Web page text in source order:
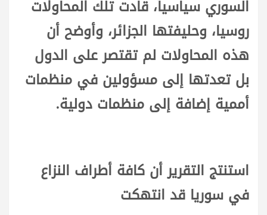
السوري سياسياً، قادت تلك المحاولات
روسيا، وحليفتها الجزائر، وأوضح أن
هذه المحاولات لم تقتصر على الدول
بل تعدتها إلى مسؤولين في منظمات
أممية إضافة إلى منظمات دولية.
استنتج التقرير أن كافة أطراف النزاع
في سوريا قد انتهكت